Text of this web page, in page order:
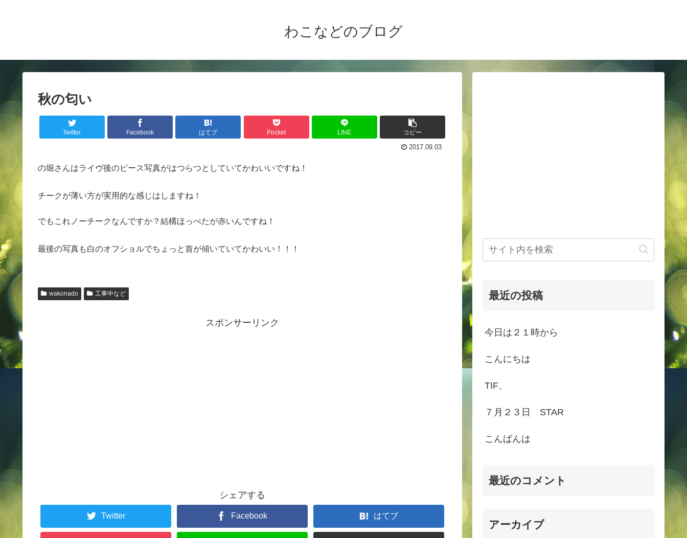
わこなどのブログ
秋の匂い
Twitter Facebook はてブ Pocket LINE コピー
2017.09.03
の堀さんはライヴ後のピース写真がはつらつとしていてかわいいですね！
チークが薄い方が実用的な感じはしますね！
でもこれノーチークなんですか？結構ほっぺたが赤いんですね！
最後の写真も白のオフショルでちょっと首が傾いていてかわいい！！！
wakonado 工事中など
スポンサーリンク
シェアする
Twitter Facebook はてブ
最近の投稿
今日は２１時から
こんにちは
TIF、
７月２３日 STAR
こんばんは
最近のコメント
アーカイブ